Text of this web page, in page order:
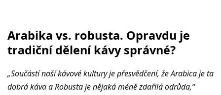
Arabika vs. robusta. Opravdu je
tradiční dělení kávy správné?
„Součástí naší kávové kultury je přesvědčení, že Arabica je ta
dobrá káva a Robusta je nějaká méně zdařilá odrůda,“